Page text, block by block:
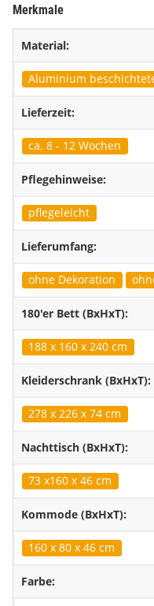
Merkmale
Material:
Aluminium
Lieferzeit:
ca. 8 - 12 Wochen
Pflegehinweise:
pflegeleicht
Lieferumfang:
ohne Dekoration
180'er Bett (BxHxT):
188 x 160 x 240 cm
Kleiderschrank (BxHxT):
278 x 226 x 74 cm
Nachttisch (BxHxT):
73 x160 x 46 cm
Kommode (BxHxT):
160 x 80 x 46 cm
Farbe: